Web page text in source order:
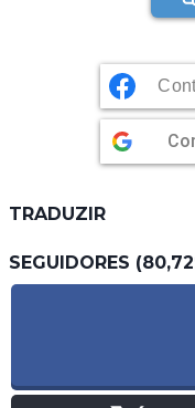
TRADUZIR
SEGUIDORES